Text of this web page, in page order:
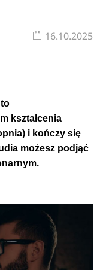
16.10.2025
kształcenia
i kończy się
możesz podjąć
.